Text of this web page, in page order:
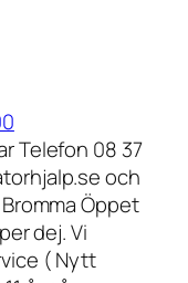
Telefon 08 37
och
Öppet
dej. Vi
( Nytt